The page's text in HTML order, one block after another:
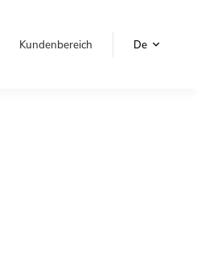
Kundenbereich De